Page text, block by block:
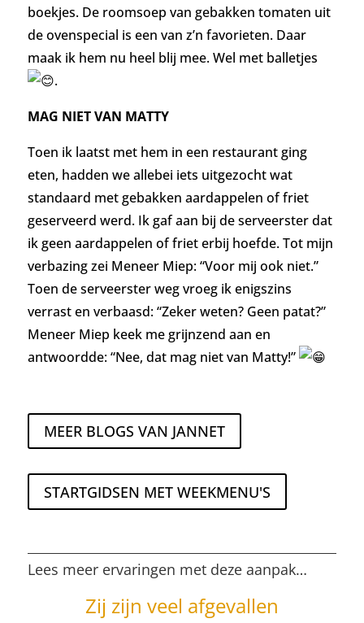
boekjes. De roomsoep van gebakken tomaten uit
de ovenspecial is een van z’n favorieten. Daar
maak ik hem nu heel blij mee. Wel met balletjes
.
MAG NIET VAN MATTY
Toen ik laatst met hem in een restaurant ging
eten, hadden we allebei iets uitgezocht wat
standaard met gebakken aardappelen of friet
geserveerd werd. Ik gaf aan bij de serveerster dat
ik geen aardappelen of friet erbij hoefde. Tot mijn
verbazing zei Meneer Miep: “Voor mij ook niet.”
Toen de serveerster weg vroeg ik enigszins
verrast en verbaasd: “Zeker weten? Geen patat?”
Meneer Miep keek me grijnzend aan en
antwoordde: “Nee, dat mag niet van Matty!”
MEER BLOGS VAN JANNET
STARTGIDSEN MET WEEKMENU'S
Lees meer ervaringen met deze aanpak…
Zij zijn veel afgevallen